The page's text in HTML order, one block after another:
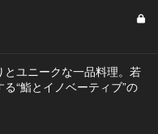
とユニークな一品料理。若
“鮨とイノベーティブ”の